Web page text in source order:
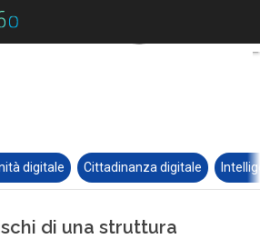
digitale Cittadinanza digitale
di una struttura